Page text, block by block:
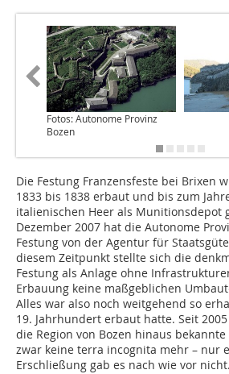
Fotos: Autonome Provinz
Bozen
Die Festung Franzensfeste bei Brixen
1833 bis 1838 erbaut und bis zum
italienischen Heer als Munitionsdepot
Dezember 2007 hat die Autonome
Festung von der Agentur für
diesem Zeitpunkt stellte sich die
Festung als Anlage ohne
Erbauung keine maßgeblichen
Alles war also noch weitgehend so
19. Jahrhundert erbaut hatte. Seit
die Region von Bozen hinaus
zwar keine terra incognita mehr – nur
Erschließung gab es nach wie vor nicht.